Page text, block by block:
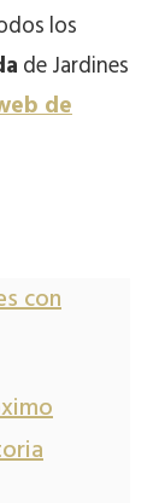
los
de Jardines
de
con